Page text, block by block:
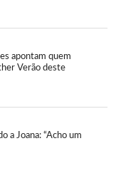
apontam quem
Verão deste
a Joana: “Acho um